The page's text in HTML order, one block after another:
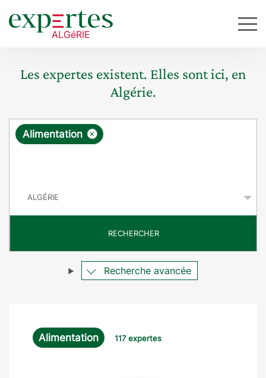
Les expertes existent. Elles sont ici, en
Algérie.
R
ê
e
×
Alimentation
RECHERCHER
Recherche avancée
Alimentation 117 expertes